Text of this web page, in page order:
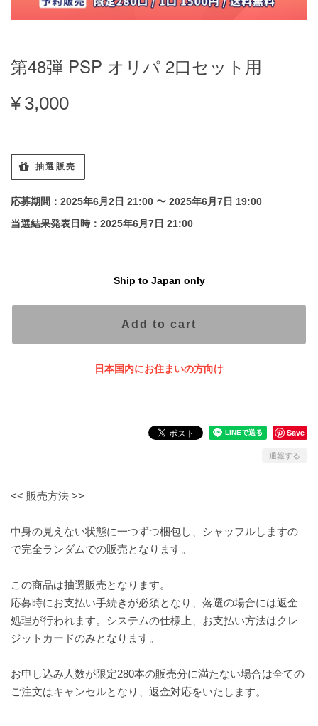
第48弾 PSP オリパ 2口セット用
¥3,000
抽選販売
応募期間：2025年6月2日 21:00 〜 2025年6月7日 19:00
当選結果発表日時：2025年6月7日 21:00
Ship to Japan only
Add to cart
日本国内にお住まいの方向け
Save
通報する
<< 販売方法 >>
中身の見えない状態に一つずつ梱包し、シャッフルしますの
で完全ランダムでの販売となります。
この商品は抽選販売となります。
応募時にお支払い手続きが必須となり、落選の場合には返金
処理が行われます。システムの仕様上、お支払い方法はクレ
ジットカードのみとなります。
お申し込み人数が限定280本の販売分に満たない場合は全ての
ご注文はキャンセルとなり、返金対応をいたします。